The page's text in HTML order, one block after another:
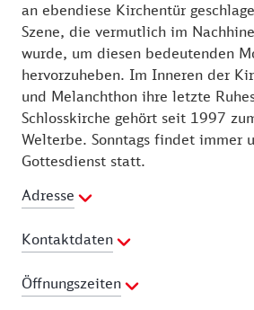
an ebendiese Kirchentür
Szene, die vermutlich im
wurde, um diesen bedeutenden
hervorzuheben. Im Inneren der
und Melanchthon ihre letzte
Schlosskirche gehört seit 1997
Welterbe. Sonntags findet immer
Gottesdienst statt.
Adresse
Kontaktdaten
Telefon:03491-5069160
E-Mail Adresse:
Öffnungszeiten